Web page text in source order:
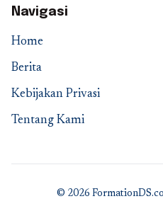
Navigasi
Home
Berita
Kebijakan Privasi
Tentang Kami
© 2026